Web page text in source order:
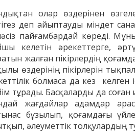
олар өздерінен
деп айыптауды міндет
пайғамбардай көреді.
келетін әрекеттерге,
жалған пікірлердің
өздерінің пікірлерін
болмаса да кез
тұрады. Басқаларды да соған
жағдайлар адамдар
бұзылып, қоғамдағы
әлеуметтік толқулардың